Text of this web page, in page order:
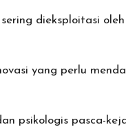
dieksploitasi
yang perlu
psikologis pasca-